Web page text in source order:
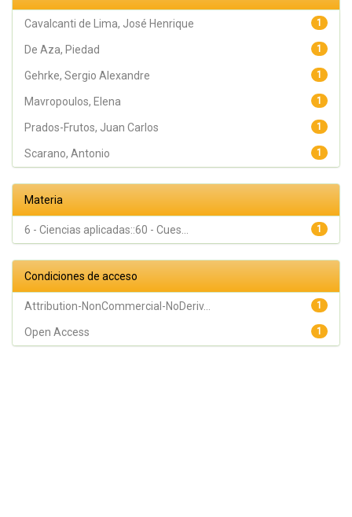
1
Cavalcanti de Lima, José Henrique
1
De Aza, Piedad
1
Gehrke, Sergio Alexandre
1
Mavropoulos, Elena
1
Prados-Frutos, Juan Carlos
1
Scarano, Antonio
Materia
1
6 - Ciencias aplicadas::60 - Cues...
Condiciones de acceso
1
Attribution-NonCommercial-NoDeriv...
1
Open Access